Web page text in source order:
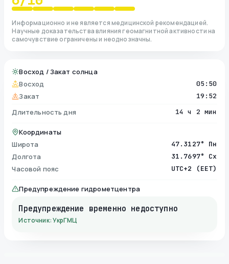
Информационно и не является медицинской рекомендацией.
Научные доказательства влияния геомагнитной активности на
самочувствие ограничены и неоднозначны.
Восход / Закат солнца
Восход
05:50
Закат 19:52
Длительность дня 14 ч 2 мин
Координаты
Широта
47.3127° Пн
Долгота 31.7697° Сх
Часовой пояс UTC+2 (EET)
Предупреждение гидрометцентра
Предупреждение временно недоступно
Источник: УкрГМЦ